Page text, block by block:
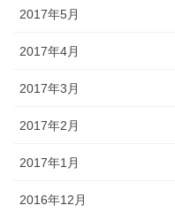
2017年5月
2017年4月
2017年3月
2017年2月
2017年1月
2016年12月